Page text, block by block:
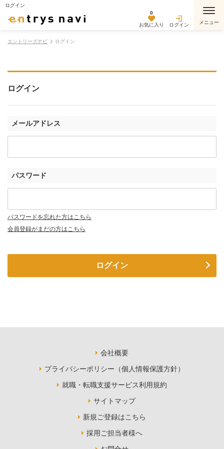
ログイン
0
お気に入り ログイン
エントリーズナビ ログイン
ログイン
メールアドレス
パスワード
パスワードを忘れた方はこちら
会員登録がまだの方はこちら
ログイン
会社概要
プライバシーポリシー（個人情報保護方針）
就職・転職支援サービス利用規約
サイトマップ
新規ご登録はこちら
採用ご担当者様へ